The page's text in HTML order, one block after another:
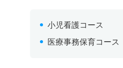
小児看護コース
医療事務保育コース